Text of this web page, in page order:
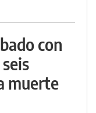
con
muerte